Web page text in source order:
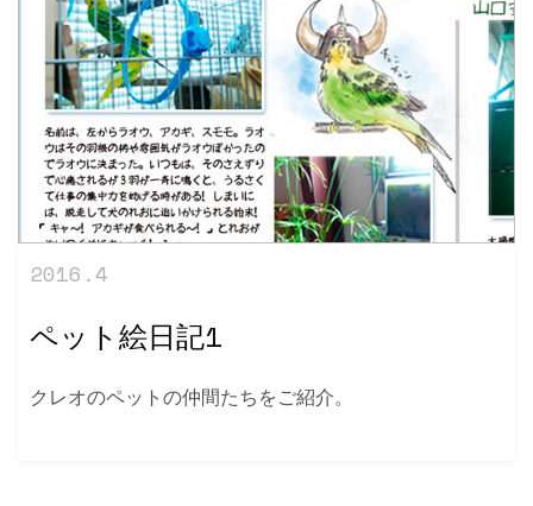
2016.4
ペット絵日記1
クレオのペットの仲間たちをご紹介。